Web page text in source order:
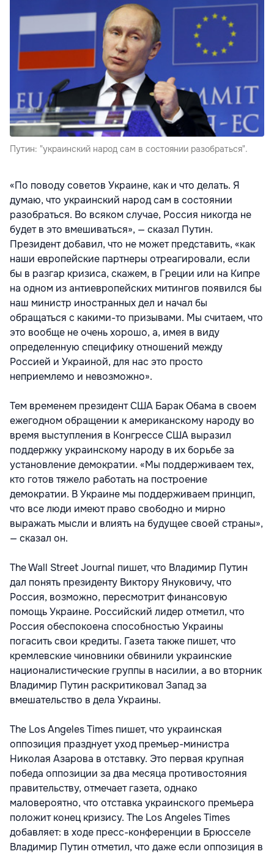
Путин: "украинский народ сам в состоянии разобраться".
«По поводу советов Украине, как и что делать. Я
думаю, что украинский народ сам в состоянии
разобраться. Во всяком случае, Россия никогда не
будет в это вмешиваться», — сказал Путин.
Президент добавил, что не может представить, «как
наши европейские партнеры отреагировали, если
бы в разгар кризиса, скажем, в Греции или на Кипре
на одном из антиевропейских митингов появился бы
наш министр иностранных дел и начал бы
обращаться с какими-то призывами. Мы считаем, что
это вообще не очень хорошо, а, имея в виду
определенную специфику отношений между
Россией и Украиной, для нас это просто
неприемлемо и невозможно».
Тем временем президент США Барак Обама в своем
ежегодном обращении к американскому народу во
время выступления в Конгрессе США выразил
поддержку украинскому народу в их борьбе за
установление демократии. «Мы поддерживаем тех,
кто готов тяжело работать на построение
демократии. В Украине мы поддерживаем принцип,
что все люди имеют право свободно и мирно
выражать мысли и влиять на будущее своей страны»,
— сказал он.
The Wall Street Journal пишет, что Владимир Путин
дал понять президенту Виктору Януковичу, что
Россия, возможно, пересмотрит финансовую
помощь Украине. Российский лидер отметил, что
Россия обеспокоена способностью Украины
погасить свои кредиты. Газета также пишет, что
кремлевские чиновники обвинили украинские
националистические группы в насилии, а во вторник
Владимир Путин раскритиковал Запад за
вмешательство в дела Украины.
The Los Angeles Times пишет, что украинская
оппозиция празднует уход премьер-министра
Николая Азарова в отставку. Это первая крупная
победа оппозиции за два месяца противостояния
правительству, отмечает газета, однако
маловероятно, что отставка украинского премьера
положит конец кризису. The Los Angeles Times
добавляет: в ходе пресс-конференции в Брюсселе
Владимир Путин отметил, что даже если оппозиция в